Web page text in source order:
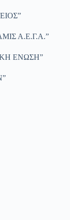
Α.Ε.Γ.Α.”
ΕΝΩΣΗ”